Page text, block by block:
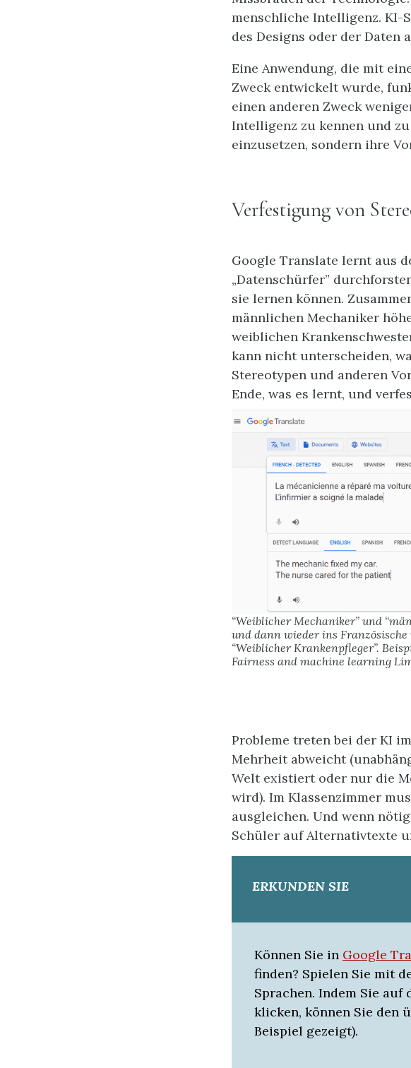
menschliche Intelligenz. KI-
des Designs oder der
Eine Anwendung, die mit
Zweck entwickelt wurde,
einen anderen Zweck
Intelligenz zu kennen und
einzusetzen, sondern ihre
Verfestigung von
Google Translate lernt aus
„Datenschürfer”
sie lernen können.
männlichen Mechaniker
weiblichen
kann nicht unterscheiden,
Stereotypen und anderen
Ende, was es lernt, und
“Weiblicher Mechaniker” und
und dann wieder ins
“Weiblicher Krankenpfleger”.
Fairness and machine learning
Probleme treten bei der KI
Mehrheit abweicht
Welt existiert oder nur die
wird). Im Klassenzimmer
ausgleichen. Und wenn
Schüler auf Alternativtexte
ERKUNDEN SIE
Können Sie in Google
finden? Spielen Sie mit
Sprachen. Indem Sie auf
klicken, können Sie den
Beispiel gezeigt).